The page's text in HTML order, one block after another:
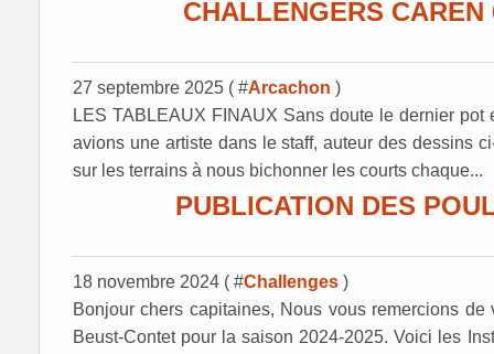
CHALLENGERS CAREN
27 septembre 2025 ( #Arcachon )
LES TABLEAUX FINAUX Sans doute le dernier
avions une artiste dans le staff, auteur des dessins
sur les terrains à nous bichonner les courts chaque...
PUBLICATION DES
18 novembre 2024 ( #Challenges )
Bonjour chers capitaines, Nous vous remercions
Beust-Contet pour la saison 2024-2025. Voici les